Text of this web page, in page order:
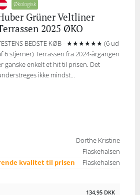
Økologisk
Grüner Veltliner
2025 ØKO
BEDSTE KØB - ★★★★★★ (6 ud
6 stjerner) Terrassen fra 2024-årgangen
ganske enkelt et hit til prisen. Det
ikke mindst...
Dorthe Kristine
Flaskehalsen
kvalitet til prisen
Flaskehalsen
134,95 DKK